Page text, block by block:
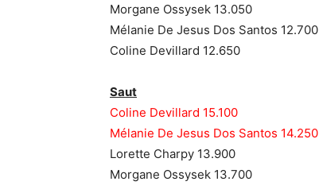
Morgane Ossysek 13.050
Mélanie De Jesus Dos Santos 12.700
Coline Devillard 12.650
Saut
Coline Devillard 15.100
Mélanie De Jesus Dos Santos 14.250
Lorette Charpy 13.900
Morgane Ossysek 13.700